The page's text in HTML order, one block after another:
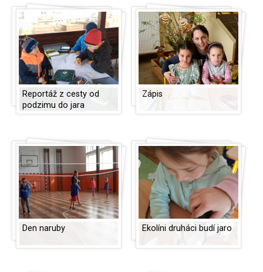
Reportáž z cesty od
podzimu do jara
Zápis
Den naruby Ekolíni druháci budí jaro